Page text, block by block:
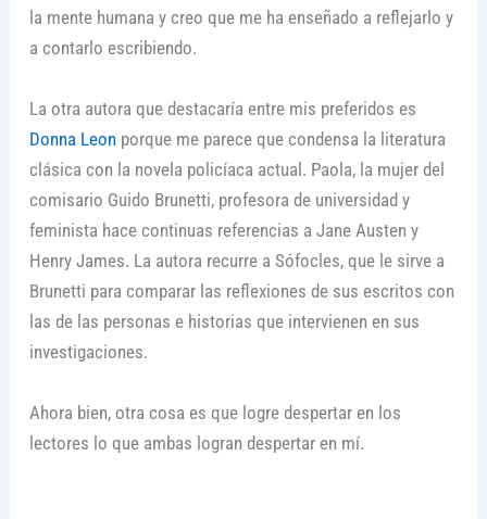
la mente humana y creo que me ha enseñado a reflejarlo y
a contarlo escribiendo.
La otra autora que destacaría entre mis preferidos es
Donna Leonporque me parece que condensa la literatura
clásica con la novela policíaca actual. Paola, la mujer del
comisario Guido Brunetti, profesora de universidad y
feminista hace continuas referencias a Jane Austen y
Henry James. La autora recurre a Sófocles, que le sirve a
Brunetti para comparar las reflexiones de sus escritos con
las de las personas e historias que intervienen en sus
investigaciones.
Ahora bien, otra cosa es que logre despertar en los
lectores lo que ambas logran despertar en mí.